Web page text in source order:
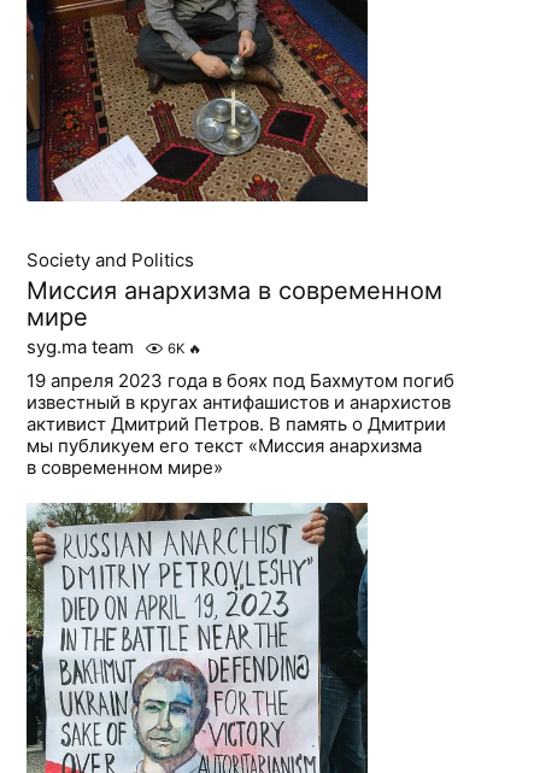
Society and Politics
Миссия анархизма в современном
мире
syg.ma team 6K 🔥
19 апреля 2023 года в боях под Бахмутом погиб
известный в кругах антифашистов и анархистов
активист Дмитрий Петров. В память о Дмитрии
мы публикуем его текст «Миссия анархизма
в современном мире»